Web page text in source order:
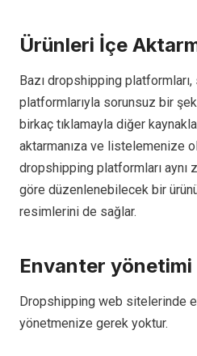
Ürünleri İçe
Bazı dropshipping
platformlarıyla sorunsuz bir
birkaç tıklamayla diğer
aktarmanıza ve listelemenize
dropshipping platformları aynı
göre düzenlenebilecek bir
resimlerini de sağlar.
Envanter yönetimi
Dropshipping web sitelerinde
yönetmenize gerek yoktur.